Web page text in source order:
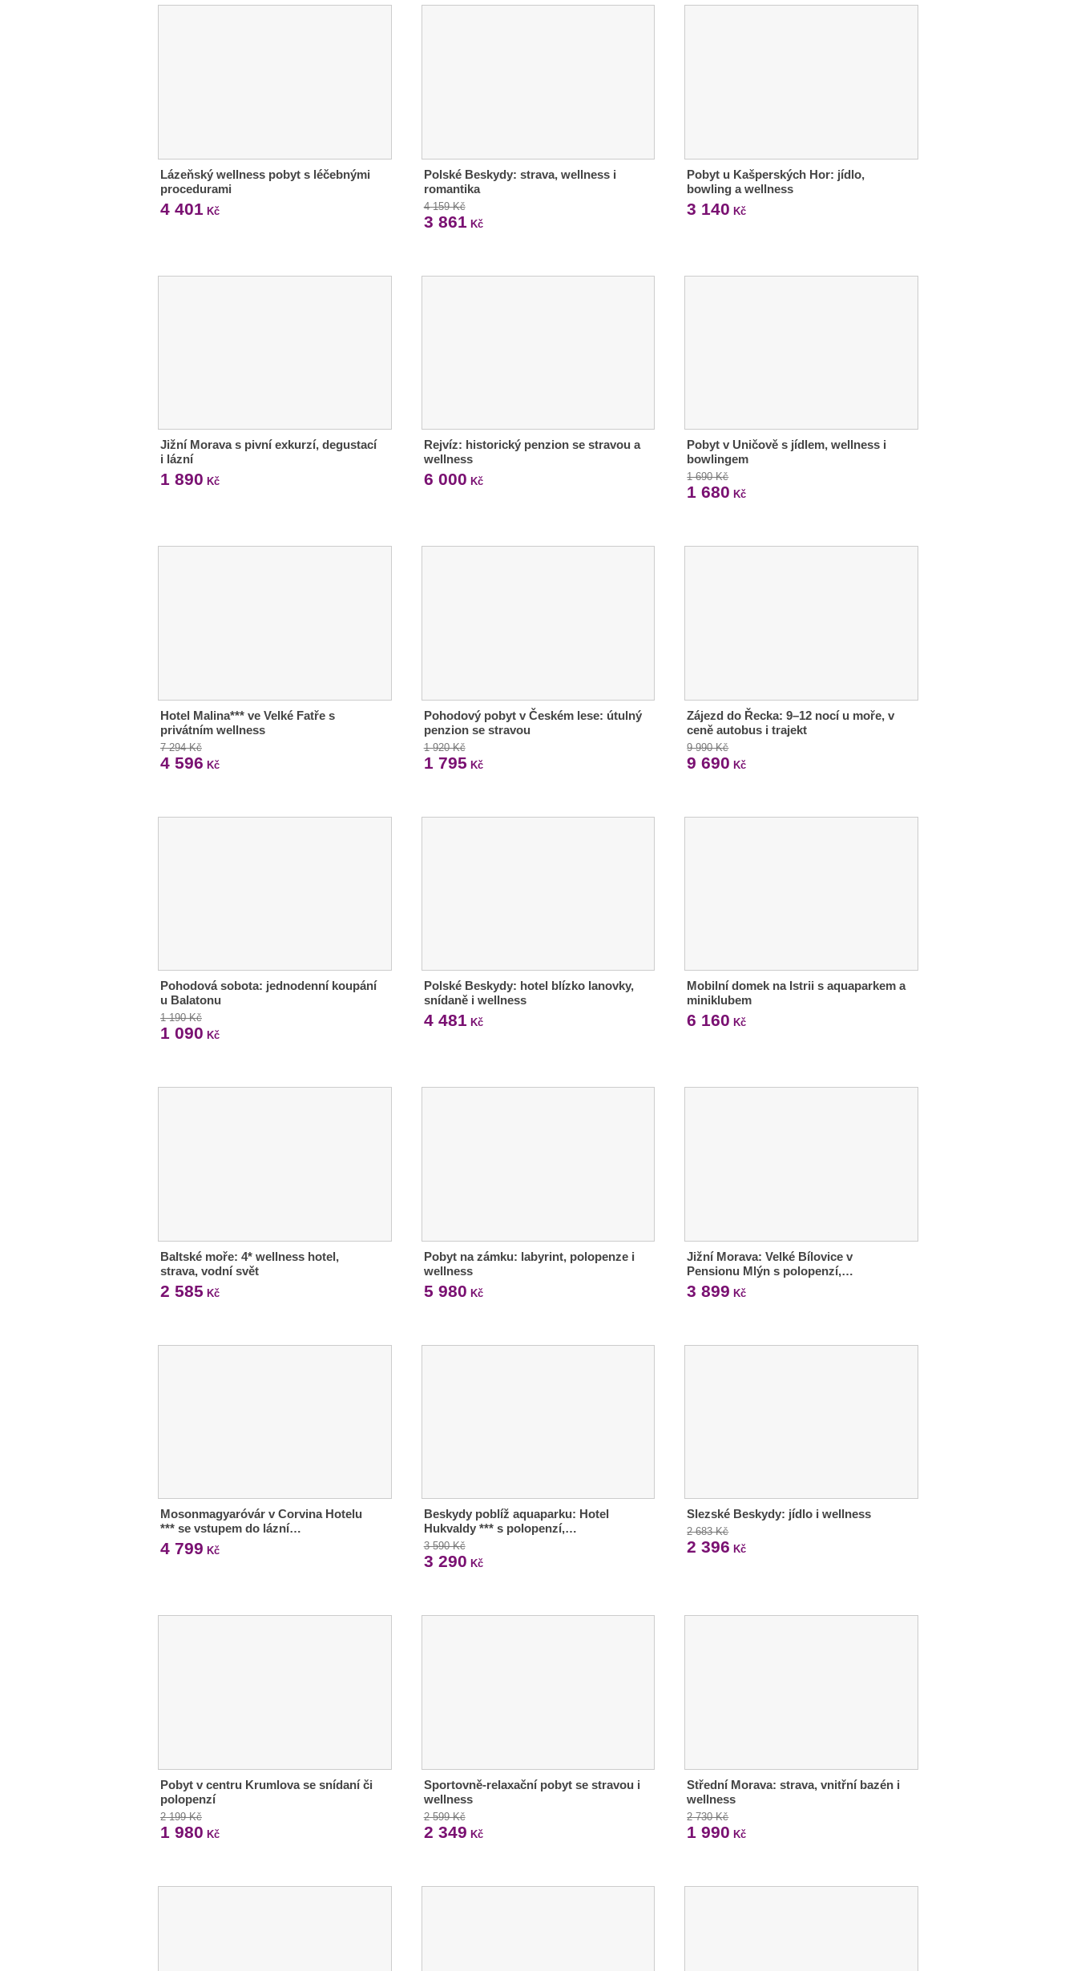
Lázeňský wellness pobyt s léčebnými
procedurami
4 401 Kč
Polské Beskydy: strava, wellness i
romantika
4 159 Kč
3 861 Kč
Pobyt u Kašperských Hor: jídlo,
bowling a wellness
3 140 Kč
Jižní Morava s pivní exkurzí, degustací
i lázní
1 890 Kč
Rejvíz: historický penzion se stravou a
wellness
6 000 Kč
Pobyt v Uničově s jídlem, wellness i
bowlingem
1 690 Kč
1 680 Kč
Hotel Malina*** ve Velké Fatře s
privátním wellness
7 294 Kč
4 596 Kč
Pohodový pobyt v Českém lese: útulný
penzion se stravou
1 920 Kč
1 795 Kč
Zájezd do Řecka: 9–12 nocí u moře, v
ceně autobus i trajekt
9 990 Kč
9 690 Kč
Pohodová sobota: jednodenní koupání
u Balatonu
1 190 Kč
1 090 Kč
Polské Beskydy: hotel blízko lanovky,
snídaně i wellness
4 481 Kč
Mobilní domek na Istrii s aquaparkem a
miniklubem
6 160 Kč
Baltské moře: 4* wellness hotel,
strava, vodní svět
2 585 Kč
Pobyt na zámku: labyrint, polopenze i
wellness
5 980 Kč
Jižní Morava: Velké Bílovice v
Pensionu Mlýn s polopenzí,…
3 899 Kč
Mosonmagyaróvár v Corvina Hotelu
*** se vstupem do lázní…
4 799 Kč
Beskydy poblíž aquaparku: Hotel
Hukvaldy *** s polopenzí,…
3 590 Kč
3 290 Kč
Slezské Beskydy: jídlo i wellness
2 683 Kč
2 396 Kč
Pobyt v centru Krumlova se snídaní či
polopenzí
2 199 Kč
1 980 Kč
Sportovně-relaxační pobyt se stravou i
wellness
2 599 Kč
2 349 Kč
Střední Morava: strava, vnitřní bazén i
wellness
2 730 Kč
1 990 Kč